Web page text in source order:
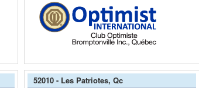
52010 - Les Patriotes, Qc